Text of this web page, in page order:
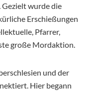
Gezielt wurde die
Erschießungen
Pfarrer,
große Mordaktion.
und der
Hier begann